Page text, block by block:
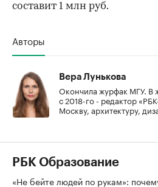
составит 1 млн руб.
Авторы
Вера Лунькова
Окончила журфак МГУ. В
с 2018-го - редактор
Москву, архитектуру,
РБК Образование
«Не бейте людей по рукам»: